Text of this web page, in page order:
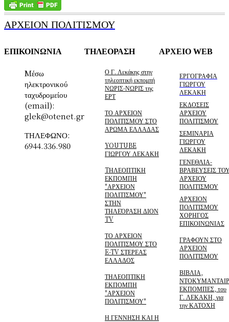
ΑΡΧΕΙΟΝ ΠΟΛΙΤΙΣΜΟΥ
ΕΠΙΚΟΙΝΩΝΙΑ
Mέσω
ηλεκτρονικού
ταχυδρομείου
(email):
glek@otenet.gr
ΤΗΛΕΦΩΝΟ:
6944.336.980
ΤΗΛΕΟΡΑΣΗ
Ο Γ. Λεκάκης στην
τηλεοπτική εκπομπή
ΝΩΡΙΣ-ΝΩΡΙΣ της
ΕΡΤ
ΤΟ ΑΡΧΕΙΟΝ
ΠΟΛΙΤΙΣΜΟΥ ΣΤΟ
ΑΡΩΜΑ ΕΛΛΑΔΑΣ
YOUTUBE
ΓΙΩΡΓΟΥ ΛΕΚΑΚΗ
TΗΛΕΟΠΤΙΚΗ
ΕΚΠΟΜΠΗ
"ΑΡΧΕΙΟΝ
ΠΟΛΙΤΙΣΜΟΥ"
ΣΤΗΝ
ΤΗΛΕΌΡΑΣΗ ΔΙΟΝ
TV
ΤΟ ΑΡΧΕΙΟΝ
ΠΟΛΙΤΙΣΜΟΥ ΣΤΟ
E-TV ΣΤΕΡΕΑΣ
ΕΛΛΑΔΟΣ
ΤΗΛΕΟΠΤΙΚΗ
ΕΚΠΟΜΠΗ
"ΑΡΧΕΙΟΝ
ΠΟΛΙΤΙΣΜΟΥ"
Η ΓΕΝΝΗΣΗ ΚΑΙ Η
ΑΡΧΕΙΟ WEB
ΕΡΓΟΓΡΑΦΙΑ
ΓΙΩΡΓΟΥ
ΛΕΚΑΚΗ
ΕΚΔΟΣΕΙΣ
ΑΡΧΕΙΟΥ
ΠΟΛΙΤΙΣΜΟΥ
ΣΕΜΙΝΑΡΙΑ
ΓΙΩΡΓΟΥ
ΛΕΚΑΚΗ
ΓΕΝΕΘΛΙΑ-
ΒΡΑΒΕΥΣΕΙΣ
ΑΡΧΕΙΟΥ
ΠΟΛΙΤΙΣΜΟΥ
ΑΡΧΕΙΟΝ
ΠΟΛΙΤΙΣΜΟΥ
ΧΟΡΗΓΟΣ
ΕΠΙΚΟΙΝΩΝΙΑΣ
ΓΡΑΦΟΥΝ ΣΤΟ
ΑΡΧΕΙΟΝ
ΠΟΛΙΤΙΣΜΟΥ
ΒΙΒΛΙΑ,
ΕΚΠΟΜΠΕΣ, του
Γ. ΛΕΚΑΚΗ, για
την ΚΑΤΟΧΗ